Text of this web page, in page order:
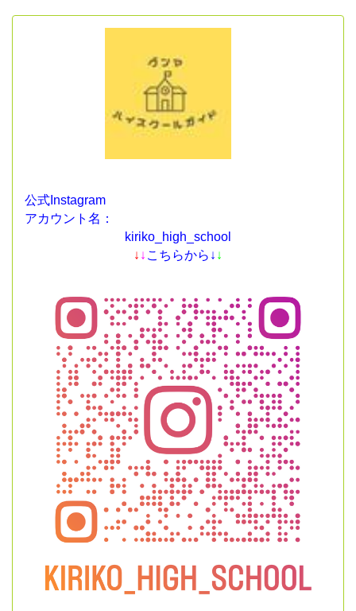
公式Instagram
アカウント名：
kiriko_high_school
↓ ↓ こちらから↓ ↓